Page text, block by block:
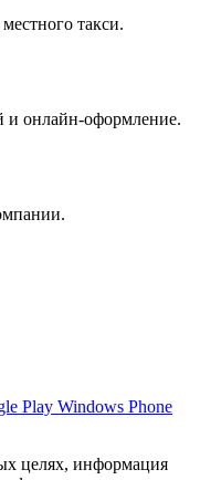
такси.
и онлайн-оформление.
Play Windows Phone
целях, информация